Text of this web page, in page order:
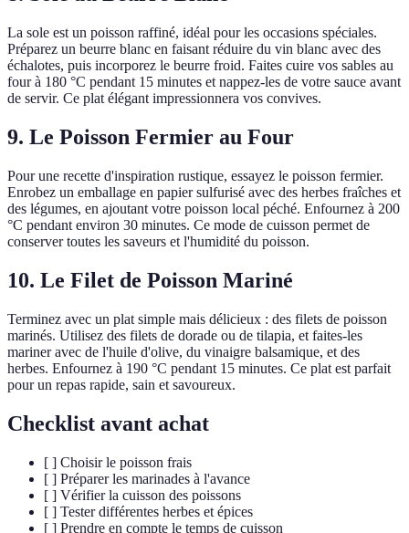
La sole est un poisson raffiné, idéal pour les occasions spéciales.
Préparez un beurre blanc en faisant réduire du vin blanc avec des
échalotes, puis incorporez le beurre froid. Faites cuire vos sables au
four à 180 °C pendant 15 minutes et nappez-les de votre sauce avant
de servir. Ce plat élégant impressionnera vos convives.
9. Le Poisson Fermier au Four
Pour une recette d'inspiration rustique, essayez le poisson fermier.
Enrobez un emballage en papier sulfurisé avec des herbes fraîches et
des légumes, en ajoutant votre poisson local péché. Enfournez à 200
°C pendant environ 30 minutes. Ce mode de cuisson permet de
conserver toutes les saveurs et l'humidité du poisson.
10. Le Filet de Poisson Mariné
Terminez avec un plat simple mais délicieux : des filets de poisson
marinés. Utilisez des filets de dorade ou de tilapia, et faites-les
mariner avec de l'huile d'olive, du vinaigre balsamique, et des
herbes. Enfournez à 190 °C pendant 15 minutes. Ce plat est parfait
pour un repas rapide, sain et savoureux.
Checklist avant achat
[ ] Choisir le poisson frais
[ ] Préparer les marinades à l'avance
[ ] Vérifier la cuisson des poissons
[ ] Tester différentes herbes et épices
[ ] Prendre en compte le temps de cuisson